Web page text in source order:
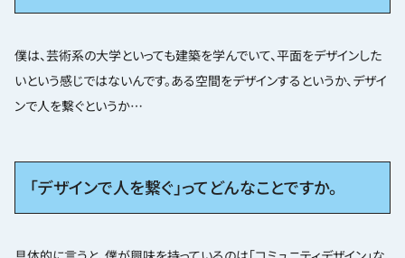
僕は、芸術系の大学といっても建築を学んでいて、平面をデザインした
いという感じではないんです。ある空間をデザインするというか、デザイ
ンで人を繋ぐというか…
「デザインで人を繋ぐ」ってどんなことですか。